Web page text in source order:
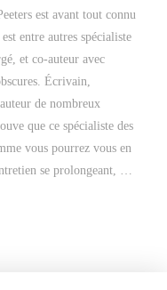
est avant tout connu
entre autres spécialiste
et co-auteur avec
Écrivain,
de nombreux
que ce spécialiste des
vous pourrez vous en
se prolongeant, …